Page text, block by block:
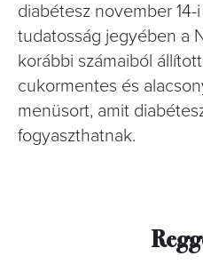
diabétesz november 14-
tudatosság jegyében a
korábbi számaiból
cukormentes és
menüsort, amit
fogyaszthatnak.